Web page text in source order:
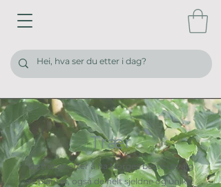
Trær
Vi streber etter å ha Norges beste utvalg
av planter, også de helt sjeldne og unike.